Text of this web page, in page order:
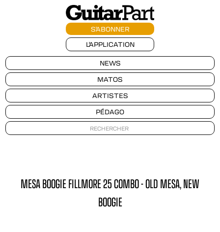
S'ABONNER
L'APPLICATION
NEWS
MATOS
ARTISTES
PÉDAGO
MESA BOOGIE FILLMORE 25 COMBO - OLD MESA, NEW
BOOGIE